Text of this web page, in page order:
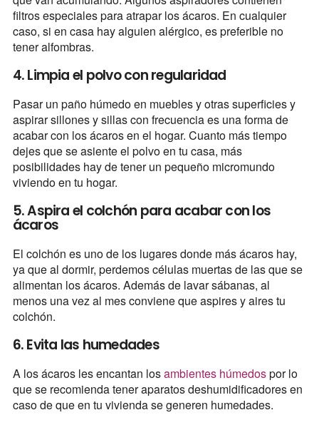
filtros especiales para atrapar los ácaros. En cualquier
caso, si en casa hay alguien alérgico, es preferible no
tener alfombras.
4. Limpia el polvo con regularidad
Pasar un paño húmedo en muebles y otras superficies y
aspirar sillones y sillas con frecuencia es una forma de
acabar con los ácaros en el hogar. Cuanto más tiempo
dejes que se asiente el polvo en tu casa, más
posibilidades hay de tener un pequeño micromundo
viviendo en tu hogar.
5. Aspira el colchón para acabar con los
ácaros
El colchón es uno de los lugares donde más ácaros hay,
ya que al dormir, perdemos células muertas de las que se
alimentan los ácaros. Además de lavar sábanas, al
menos una vez al mes conviene que aspires y aires tu
colchón.
6. Evita las humedades
A los ácaros les encantan losambientes húmedospor lo
que se recomienda tener aparatos deshumidificadores en
caso de que en tu vivienda se generen humedades.